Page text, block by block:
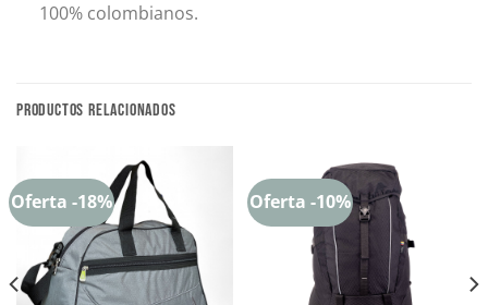
100% colombianos.
PRODUCTOS RELACIONADOS
Oferta -18% Oferta -10%